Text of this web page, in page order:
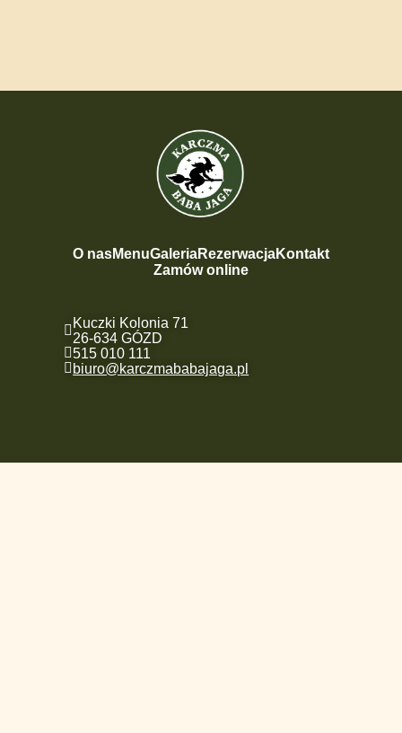
O nasMenuGaleriaRezerwacjaKontakt
Zamów online
Kuczki Kolonia 71
26-634 GÓZD
515 010 111
biuro@karczmababajaga.pl